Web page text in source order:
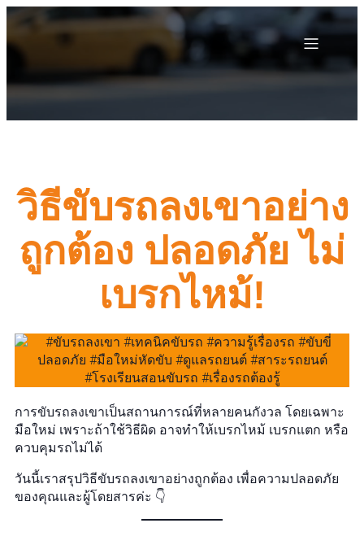
วิธีขับรถลงเขาอย่าง
ถูกต้อง ปลอดภัย ไม่
เบรกไหม้!
การขับรถลงเขาเป็นสถานการณ์ที่หลายคนกังวล โดยเฉพาะ
มือใหม่ เพราะถ้าใช้วิธีผิด อาจทำให้เบรกไหม้ เบรกแตก หรือ
ควบคุมรถไม่ได้
วันนี้เราสรุปวิธีขับรถลงเขาอย่างถูกต้อง เพื่อความปลอดภัย
ของคุณและผู้โดยสารค่ะ 👇